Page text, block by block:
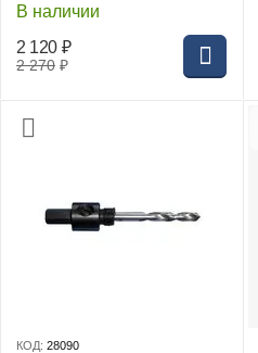
В наличии
2 270 ₽
2 120 ₽
КОД: 28090